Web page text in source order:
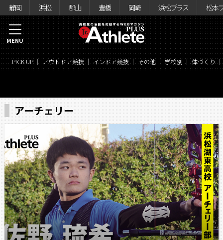
静岡 浜松 郡山 豊橋 岡崎 浜松プラス 松本
PICK UP アウトドア競技 インドア競技 その他 学校別 体づくり
MENU
アーチェリー